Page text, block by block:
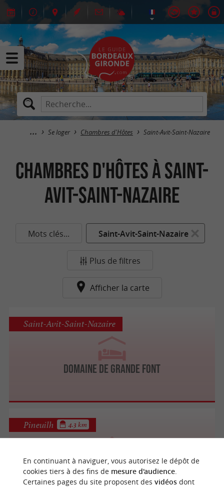
Se loger Chambres d'Hôtes Saint-Avit-Saint-Nazaire
Chambres d'Hôtes à Saint-
Avit-Saint-Nazaire
Mots clés... Saint-Avit-Saint-Nazaire
Plus de filtres
Afficher la carte
Domaine de Grande Font
Saint-Avit-Saint-Nazaire
Le Point d'Orgue
Pineuilh 4.3 km
En continuant à naviguer, vous autorisez le dépôt de
cookies tiers à des fins de mesure d'audience.
Certaines pages du site proposent des vidéosdont